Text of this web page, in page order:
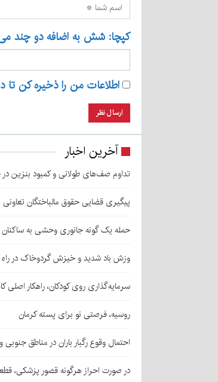
کپچا: شش به اضافه دو چند
اطلاعات من را ذخیره کن تا
آخرین اخبار
تداوم صف‌های طولانی و کمبود بنزین
پیگیری قضایی حقوق مالباختگان
حمله یک گونه جانوری وحشی به ساکنان روستای
وزش باد شدید و خیزش گردوخاک در راه
سرمایه‌گذاری روی کودکان، راهکار
روسیه، فرصتی نو برای پسته کرمان
احتمال وقوع رگبار باران در مناطق
در صورت احراز هرگونه قصور پزشکی،